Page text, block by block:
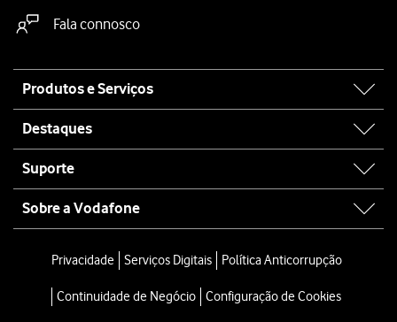
Fala connosco
map
Produtos e Serviços
Destaques
Suporte
Sobre a Vodafone
Privacidade Serviços Digitais Política Anticorrupção
Continuidade de Negócio Configuração de Cookies